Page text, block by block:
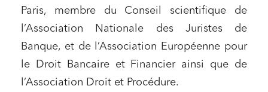
Paris, membre du Conseil scientifique de
l’Association Nationale des Juristes de
Banque, et de l’Association Européenne pour
le Droit Bancaire et Financier ainsi que de
l’Association Droit et Procédure.